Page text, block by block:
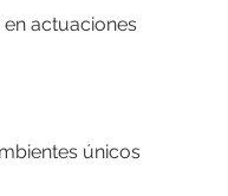
actuaciones
únicos